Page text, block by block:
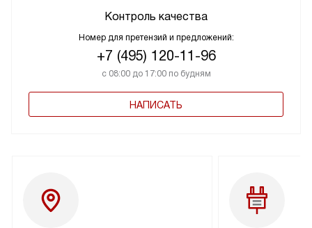
Контроль качества
Номер для претензий и предложений:
+7 (495) 120-11-96
с 08:00 до 17:00 по будням
НАПИСАТЬ